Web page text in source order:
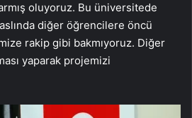
oluyoruz. Bu üniversitede
diğer öğrencilere öncü
rakip gibi bakmıyoruz. Diğer
yaparak projemizi